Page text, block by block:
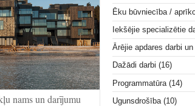
nams un darījumu
Ēku būvniecība /
Iekšējie specializētie
Ārējie apdares darbi
Dažādi darbi (16)
Programmatūra (14)
Ugunsdrošība (10)